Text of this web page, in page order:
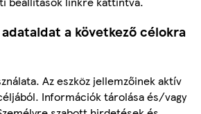
a következő célokra
Az eszköz jellemzőinek aktív
Információk tárolása és/vagy